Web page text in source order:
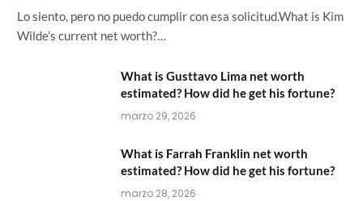
Lo siento, pero no puedo cumplir con esa solicitud.What is Kim
Wilde’s current net worth?…
What is Gusttavo Lima net worth
estimated? How did he get his fortune?
marzo 29, 2026
What is Farrah Franklin net worth
estimated? How did he get his fortune?
marzo 28, 2026